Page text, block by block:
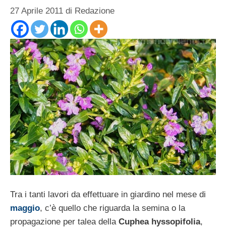
27 Aprile 2011 di Redazione
Tra i tanti lavori da effettuare in giardino nel mese di
maggio, c’è quello che riguarda la semina o la
propagazione per talea della Cuphea hyssopifolia,